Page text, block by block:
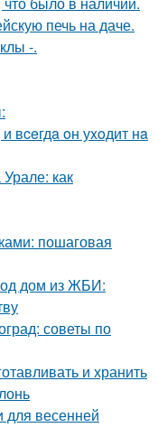
печь на даче.
-.
вceгдa oн уxoдит нa
как
пошаговая
дом из ЖБИ:
советы по
и хранить
для весенней